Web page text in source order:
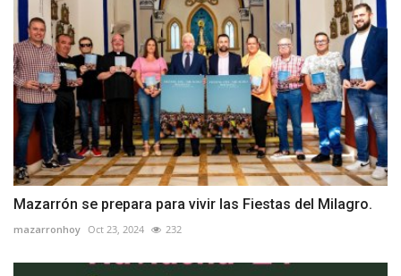
Mazarrón se prepara para vivir las Fiestas del Milagro.
mazarronhoy Oct 23, 2024 232